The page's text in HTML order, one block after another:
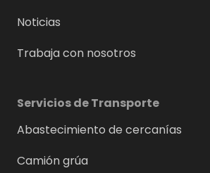
Noticias
Trabaja con nosotros
Servicios de Transporte
Abastecimiento de cercanías
Camión grúa